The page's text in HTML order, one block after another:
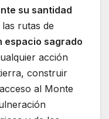
su santidad
rutas de
espacio sagrado
acción
construir
al Monte